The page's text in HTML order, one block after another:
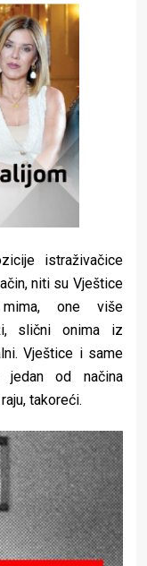
istraživačice
niti su Vještice
mima, one više
slični onima iz
Vještice i same
od načina
takoreći.